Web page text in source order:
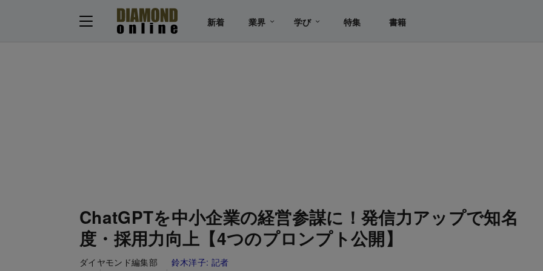
新着 業界 学び 特集 書籍
ChatGPTを中小企業の経営参謀に！発信力アップで知名
度・採用力向上【4つのプロンプト公開】
ダイヤモンド編集部 鈴木洋子: 記者